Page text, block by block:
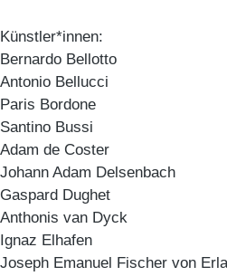
Künstler*innen:
Bernardo Bellotto
Antonio Bellucci
Paris Bordone
Santino Bussi
Adam de Coster
Johann Adam Delsenbach
Gaspard Dughet
Anthonis van Dyck
Ignaz Elhafen
Joseph Emanuel Fischer von